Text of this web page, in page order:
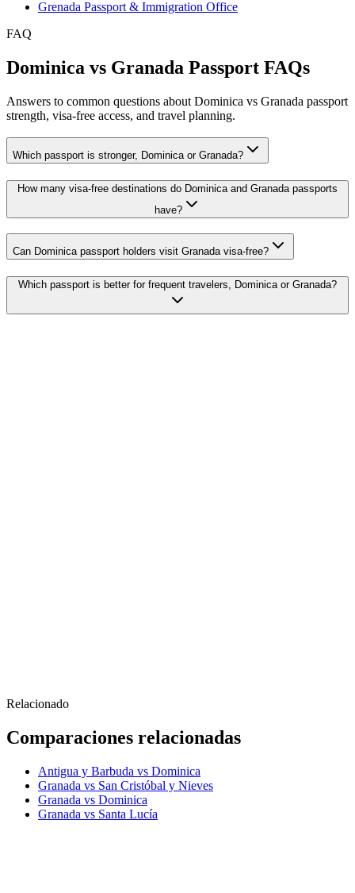
Grenada Passport & Immigration Office
FAQ
Dominica vs Granada Passport FAQs
Answers to common questions about Dominica vs Granada passport
strength, visa-free access, and travel planning.
Which passport is stronger, Dominica or Granada?
How many visa-free destinations do Dominica and Granada passports
have?
Can Dominica passport holders visit Granada visa-free?
Which passport is better for frequent travelers, Dominica or Granada?
Relacionado
Comparaciones relacionadas
Antigua y Barbuda vs Dominica
Granada vs San Cristóbal y Nieves
Granada vs Dominica
Granada vs Santa Lucía